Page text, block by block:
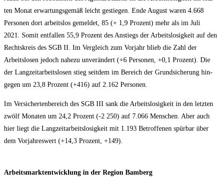
ten Monat erwar­tungs­ge­mäß leicht gestie­gen. Ende August waren 4.668
Per­so­nen dort arbeits­los gemel­det, 85 (+ 1,9 Pro­zent) mehr als im Juli
2021. Somit ent­fal­len 55,9 Pro­zent des Anstiegs der Arbeits­lo­sig­keit auf den
Rechts­kreis des SGB II. Im Ver­gleich zum Vor­jahr blieb die Zahl der
Arbeits­lo­sen jedoch nahe­zu unver­än­dert (+6 Per­so­nen, +0,1 Pro­zent). Die
der Lang­zeit­ar­beits­lo­sen stieg seit­dem im Bereich der Grund­si­che­rung hin­
ge­gen um 23,8 Pro­zent (+416) auf 2.162 Personen.
Im Ver­si­cher­ten­be­reich des SGB III sank die Arbeits­lo­sig­keit in den letz­ten
zwölf Mona­ten um 24,2 Pro­zent (-2 250) auf 7.066 Men­schen. Aber auch
hier liegt die Lang­zeit­ar­beits­lo­sig­keit mit 1.193 Betrof­fe­nen spür­bar über
dem Vor­jah­res­wert (+14,3 Pro­zent, +149).
Arbeits­markt­ent­wick­lung in der Regi­on Bamberg